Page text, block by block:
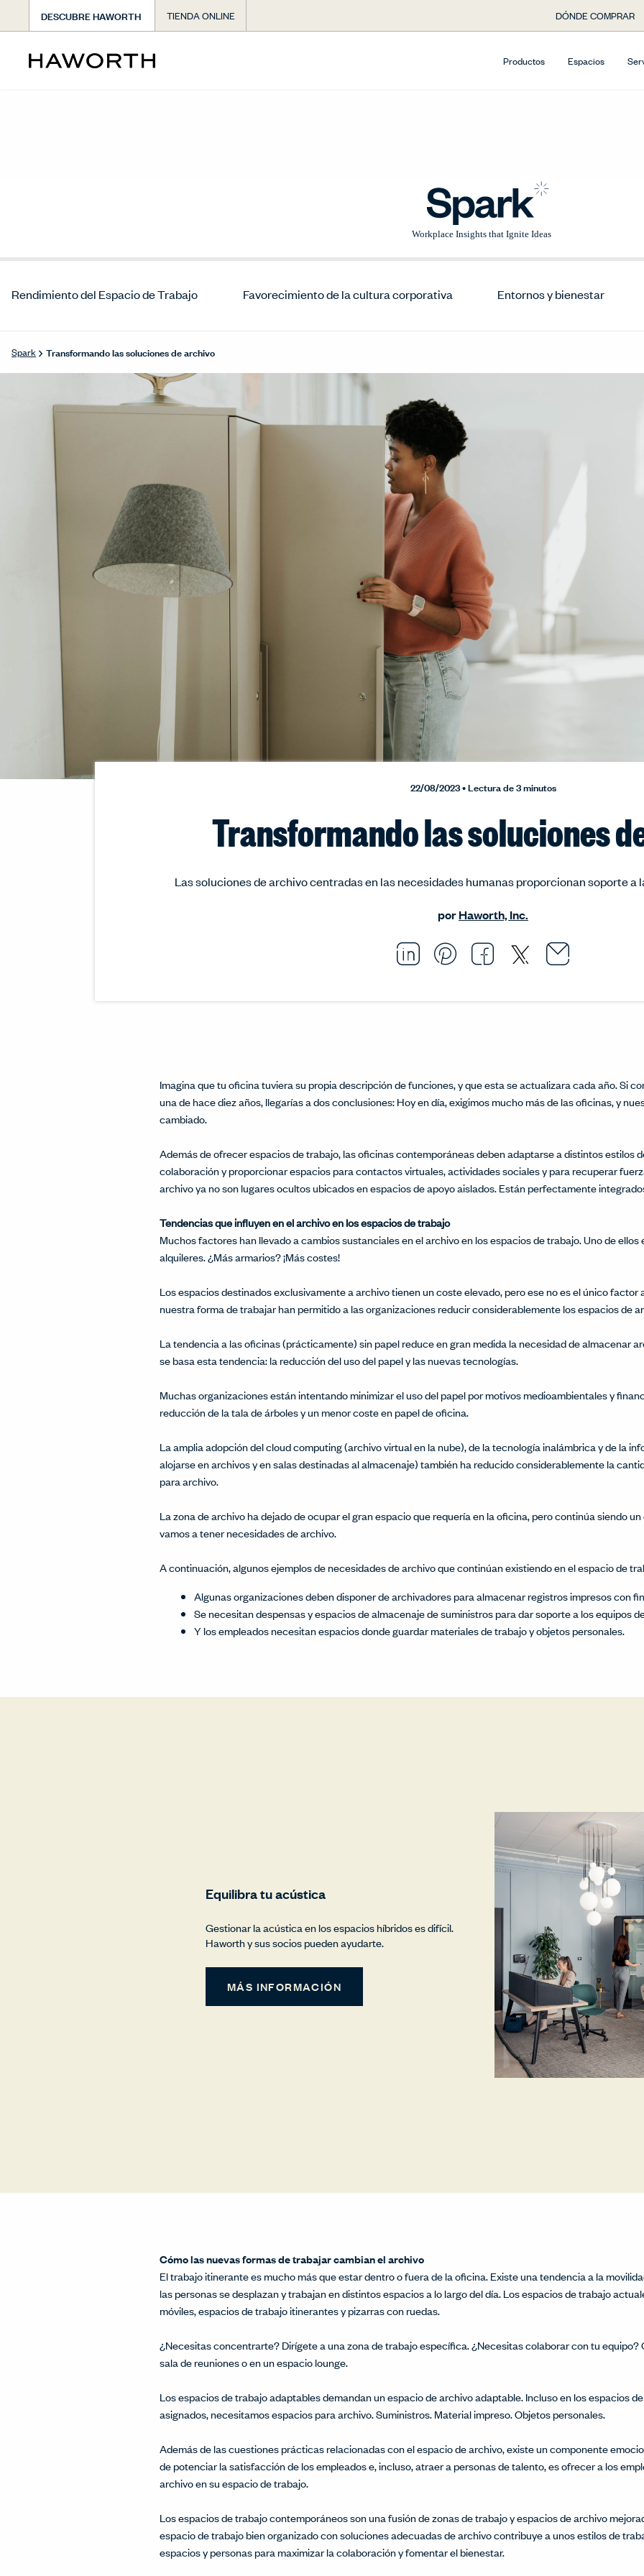
DESCUBRE HAWORTH TIENDA ONLINE DÓNDE COMPRAR
Productos Espacios
Rendimiento del Espacio de Trabajo Favorecimiento de la cultura corporativa Entornos y bienestar
Spark Transformando las soluciones de archivo
22/08/2023 • Lectura de 3 minutos
Transformando las soluciones
Las soluciones de archivo centradas en las necesidades humanas proporcionan soporte a
porHaworth, Inc.
Share this article on
Opens in a new window.
Pin this article on
Opens in a new
Share this
Opens in a new
Share this
Opens in a
Email
Opens
Imagina que tu oficina tuviera su propia descripción de funciones, y que esta se actualizara cada año. Si
una de hace diez años, llegarías a dos conclusiones: Hoy en día, exigimos mucho más de las oficinas, y
cambiado.
Además de ofrecer espacios de trabajo, las oficinas contemporáneas deben adaptarse a distintos estilos
colaboración y proporcionar espacios para contactos virtuales, actividades sociales y para recuperar
archivo ya no son lugares ocultos ubicados en espacios de apoyo aislados. Están perfectamente
Tendencias que influyen en el archivo en los espacios de trabajo
Muchos factores han llevado a cambios sustanciales en el archivo en los espacios de trabajo. Uno de
alquileres. ¿Más armarios? ¡Más costes!
Los espacios destinados exclusivamente a archivo tienen un coste elevado, pero ese no es el único factor
nuestra forma de trabajar han permitido a las organizaciones reducir considerablemente los espacios de
La tendencia a las oficinas (prácticamente) sin papel reduce en gran medida la necesidad de almacenar
se basa esta tendencia: la reducción del uso del papel y las nuevas tecnologías.
Muchas organizaciones están intentando minimizar el uso del papel por motivos medioambientales y
reducción de la tala de árboles y un menor coste en papel de oficina.
La amplia adopción del cloud computing (archivo virtual en la nube), de la tecnología inalámbrica y de la
alojarse en archivos y en salas destinadas al almacenaje) también ha reducido considerablemente la
para archivo.
La zona de archivo ha dejado de ocupar el gran espacio que requería en la oficina, pero continúa siendo
vamos a tener necesidades de archivo.
A continuación, algunos ejemplos de necesidades de archivo que continúan existiendo en el espacio de
Algunas organizaciones deben disponer de archivadores para almacenar registros impresos con
Se necesitan despensas y espacios de almacenaje de suministros para dar soporte a los equipos
Y los empleados necesitan espacios donde guardar materiales de trabajo y objetos personales.
Equilibra tu acústica
Gestionar la acústica en los espacios híbridos es difícil.
Haworth y sus socios pueden ayudarte.
MÁS INFORMACIÓN
Cómo las nuevas formas de trabajar cambian el archivo
El trabajo itinerante es mucho más que estar dentro o fuera de la oficina. Existe una tendencia a la
las personas se desplazan y trabajan en distintos espacios a lo largo del día. Los espacios de trabajo
móviles, espacios de trabajo itinerantes y pizarras con ruedas.
¿Necesitas concentrarte? Dirígete a una zona de trabajo específica. ¿Necesitas colaborar con tu equipo?
sala de reuniones o en un espacio lounge.
Los espacios de trabajo adaptables demandan un espacio de archivo adaptable. Incluso en los espacios
asignados, necesitamos espacios para archivo. Suministros. Material impreso. Objetos personales.
Además de las cuestiones prácticas relacionadas con el espacio de archivo, existe un componente
de potenciar la satisfacción de los empleados e, incluso, atraer a personas de talento, es ofrecer a los
archivo en su espacio de trabajo.
Los espacios de trabajo contemporáneos son una fusión de zonas de trabajo y espacios de archivo
espacio de trabajo bien organizado con soluciones adecuadas de archivo contribuye a unos estilos de
espacios y personas para maximizar la colaboración y fomentar el bienestar.